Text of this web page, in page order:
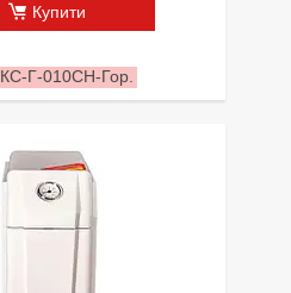
Купити
КС-Г-010СН-Гор.